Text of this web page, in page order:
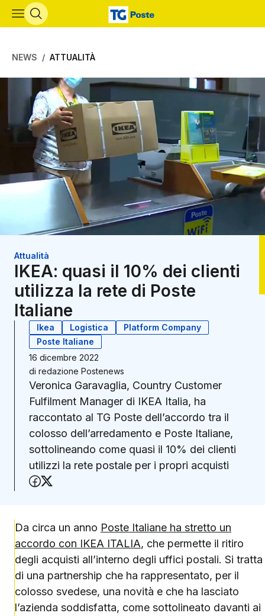
Vai al contenuto principale
NEWS ATTUALITÀ
Attualità
IKEA: quasi il 10% dei clienti
utilizza la rete di Poste
Italiane
Ikea Logistica
Platform Company
Poste Italiane
16 dicembre 2022
di redazione Postenews
Veronica Garavaglia, Country Customer
Fulfilment Manager di IKEA Italia, ha
raccontato al TG Poste dell’accordo tra il
colosso dell’arredamento e Poste Italiane,
sottolineando come quasi il 10% dei clienti
utilizzi la rete postale per i propri acquisti
Condividi su Facebook
Da circa un anno Poste Italiane ha stretto un
accordo con IKEA ITALIA, che permette il ritiro
degli acquisti all’interno degli uffici postali. Si tratta
di una partnership che ha rappresentato, per il
colosso svedese, una novità e che ha lasciato
l’azienda soddisfatta, come sottolineato davanti ai